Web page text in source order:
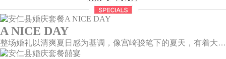
A NICE DAY
整场婚礼以清爽夏日感为基调，像宫崎骏笔下的夏天，有着大朵大朵像棉花糖似的白云，有蔚蓝蔚蓝的天空和青绿青绿的草地，有着童话世界里干净纯洁的美好，有着日系画风下的治愈感。